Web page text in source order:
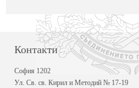
Контакти
София 1202
Ул. Св. св. Кирил и Методий № 17-19